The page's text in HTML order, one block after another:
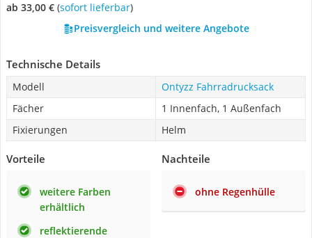
ab 33,00 € ( Sofort lieferbar)
Preisvergleich und weitere Angebote
Technische Details
Modell
Ontyzz Fahrradrucksack
Fächer
1 Innenfach, 1 Außenfach
Fixierungen
Helm
Vorteile
weitere Farben
erhältlich
reflektierende
Nachteile
ohne Regenhülle